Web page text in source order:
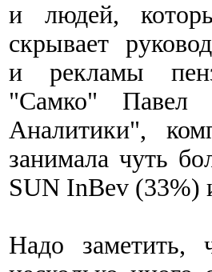
и людей,
скрывает
и рекламы
"Самко" Павел
Аналитики",
занимала чуть
SUN InBev (33%)
Надо заметить,